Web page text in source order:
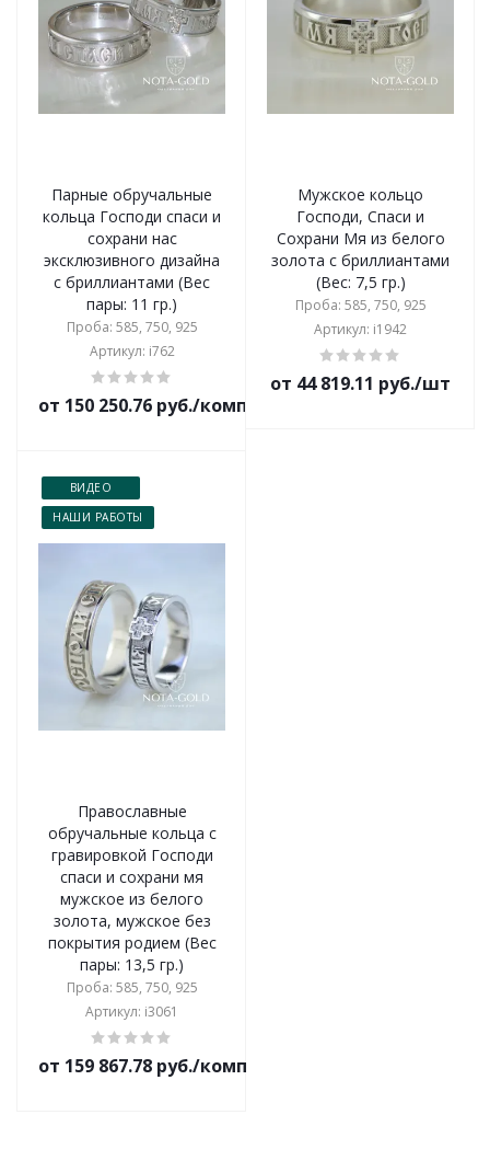
Парные обручальные
кольца Господи спаси и
сохрани нас
эксклюзивного дизайна
с бриллиантами (Вес
пары: 11 гр.)
Проба: 585, 750, 925
Артикул: i762
от 150 250.76 руб./комплект
Мужское кольцо
Господи, Спаси и
Сохрани Мя из белого
золота с бриллиантами
(Вес: 7,5 гр.)
Проба: 585, 750, 925
Артикул: i1942
от 44 819.11 руб./шт
ВИДЕО
НАШИ РАБОТЫ
Православные
обручальные кольца с
гравировкой Господи
спаси и сохрани мя
мужское из белого
золота, мужское без
покрытия родием (Вес
пары: 13,5 гр.)
Проба: 585, 750, 925
Артикул: i3061
от 159 867.78 руб./комплект